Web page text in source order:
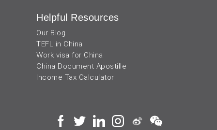
Helpful Resources
Our Blog
TEFL in China
Work visa for China
China Document Apostille
Income Tax Calculator